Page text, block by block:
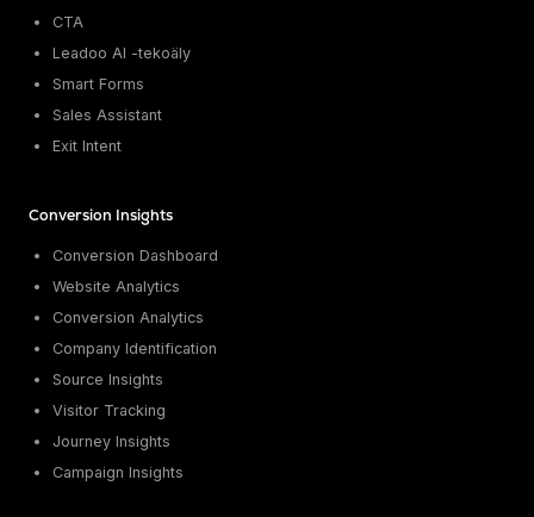
CTA
Leadoo AI -tekoäly
Smart Forms
Sales Assistant
Exit Intent
Conversion Insights
Conversion Dashboard
Website Analytics
Conversion Analytics
Company Identification
Source Insights
Visitor Tracking
Journey Insights
Campaign Insights